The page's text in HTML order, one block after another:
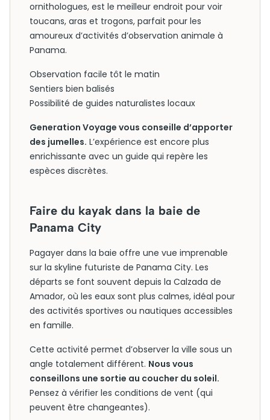
ornithologues, est le meilleur endroit pour voir
toucans, aras et trogons, parfait pour les
amoureux d’activités d’observation animale à
Panama.
Observation facile tôt le matin
Sentiers bien balisés
Possibilité de guides naturalistes locaux
Generation Voyage vous conseille d’apporter
des jumelles. L’expérience est encore plus
enrichissante avec un guide qui repère les
espèces discrètes.
Faire du kayak dans la baie de
Panama City
Pagayer dans la baie offre une vue imprenable
sur la skyline futuriste de Panama City. Les
départs se font souvent depuis la Calzada de
Amador, où les eaux sont plus calmes, idéal pour
des activités sportives ou nautiques accessibles
en famille.
Cette activité permet d’observer la ville sous un
angle totalement différent. Nous vous
conseillons une sortie au coucher du soleil.
Pensez à vérifier les conditions de vent (qui
peuvent être changeantes).